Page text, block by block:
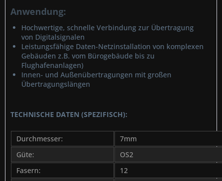
Anwendung:
Hochwertige, schnelle Verbindung zur Übertragung
von Digitalsignalen
Leistungsfähige Daten-Netzinstallation von komplexen
Gebäuden z.B. vom Bürogebäude bis zu
Flughafenanlagen)
Innen- und Außenübertragungen mit großen
Übertragungslängen
TECHNISCHE DATEN (SPEZIFISCH):
Durchmesser:
7mm
Güte:
OS2
Fasern:
12